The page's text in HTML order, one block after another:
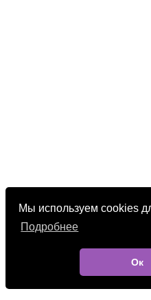
Мы используем cookies
Подробнее
Ок